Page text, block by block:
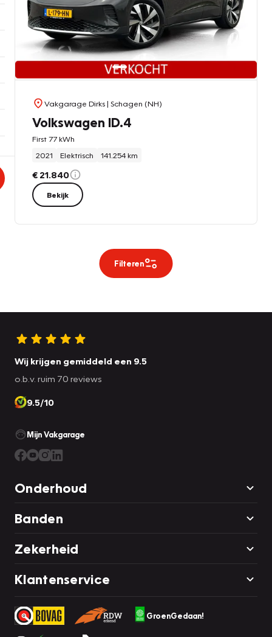
Vakgarage Dirks| Schagen (NH)
Volkswagen ID.4
First 77 kWh
2021
Elektrisch 141.254 km
€ 21.840
Bekijk
Filteren
Wij krijgen gemiddeld een 9.5
o.b.v. ruim 70 reviews
9.5/10
Mijn Vakgarage
Onderhoud
Banden
Zekerheid
Klantenservice
GroenGedaan!